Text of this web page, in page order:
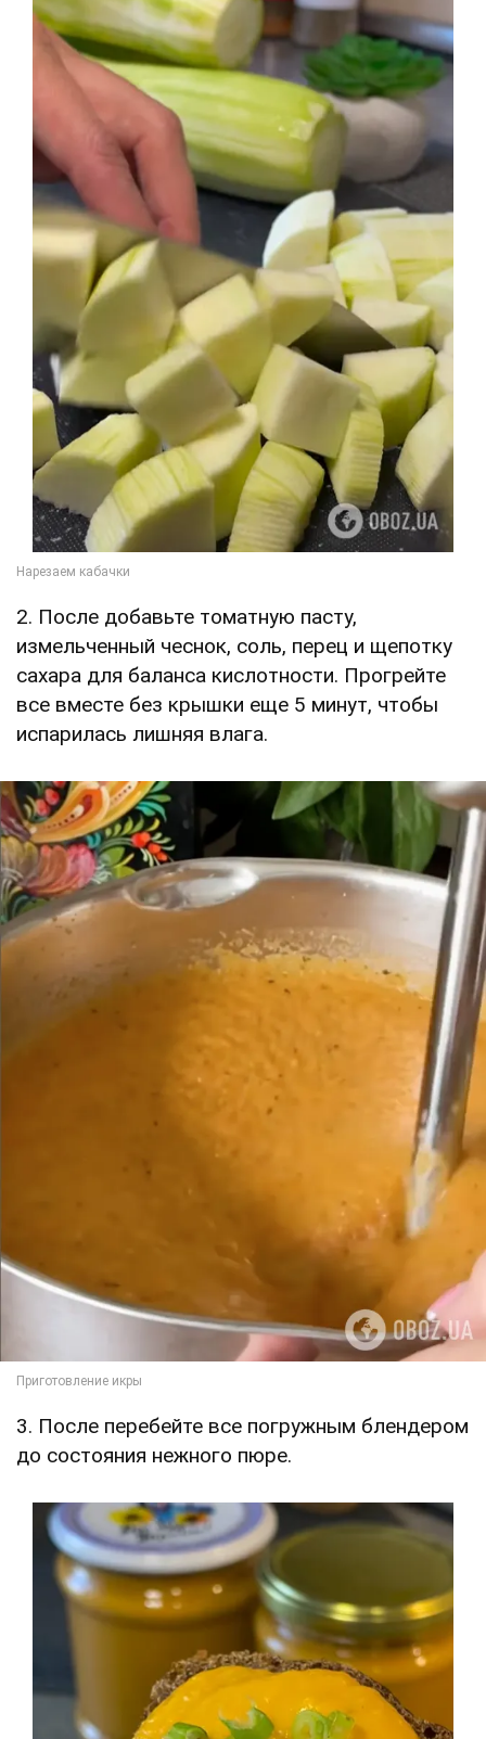
2. После добавьте томатную пасту,
измельченный чеснок, соль, перец и щепотку
сахара для баланса кислотности. Прогрейте
все вместе без крышки еще 5 минут, чтобы
испарилась лишняя влага.
3. После перебейте все погружным блендером
до состояния нежного пюре.